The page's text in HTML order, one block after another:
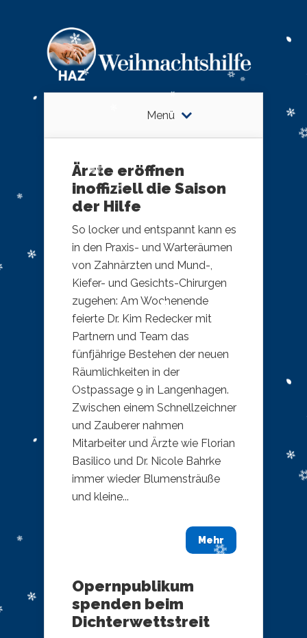
Menü
Ärzte eröffnen
inoffiziell die Saison
der Hilfe
So locker und entspannt kann es
in den Praxis- und Warteräumen
von Zahnärzten und Mund-,
Kiefer- und Gesichts-Chirurgen
zugehen: Am Wochenende
feierte Dr. Kim Redecker mit
Partnern und Team das
fünfjährige Bestehen der neuen
Räumlichkeiten in der
Ostpassage 9 in Langenhagen.
Zwischen einem Schnellzeichner
und Zauberer nahmen
Mitarbeiter und Ärzte wie Florian
Basilico und Dr. Nicole Bahrke
immer wieder Blumensträuße
und kleine...
Mehr
Opernpublikum
spenden beim
Dichterwettstreit